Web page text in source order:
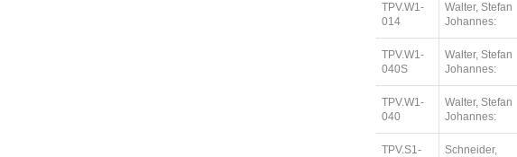
TPV.W1-
014
Walter, Stefan
Johannes:
TPV.W1-
040S
Walter, Stefan
Johannes:
TPV.W1-
040
Walter, Stefan
Johannes:
TPV.S1-
Schneider,